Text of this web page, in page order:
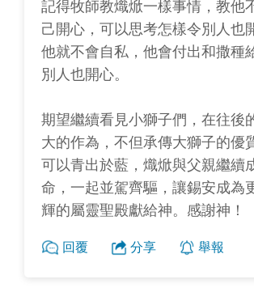
記得牧師教熾焮一樣事情，教他
己開心，可以思考怎樣令別人也
他就不會自私，他會付出和撒種
別人也開心。
期望繼續看見小獅子們，在往後
大的作為，不但承傳大獅子的優
可以青出於藍，熾焮與父親繼續
命，一起並駕齊驅，讓錫安成為
輝的屬靈聖殿獻給神。感謝神！
回覆 分享 舉報